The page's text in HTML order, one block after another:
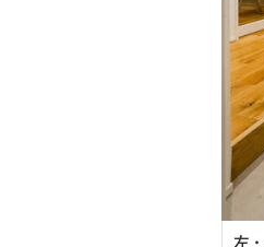
左・